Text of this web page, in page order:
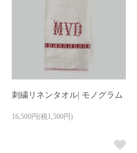
刺繍リネンタオル| モノグラム
16,500円(税1,500円)